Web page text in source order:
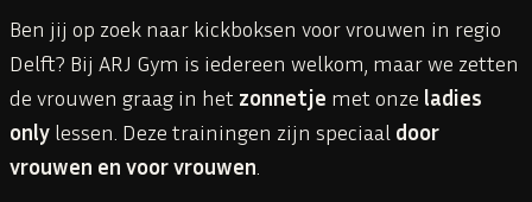
Ben jij op zoek naar kickboksen voor vrouwen in regio
Delft? Bij ARJ Gym is iedereen welkom, maar we zetten
de vrouwen graag in het zonnetje met onze ladies
only lessen. Deze trainingen zijn speciaal door
vrouwen en voor vrouwen